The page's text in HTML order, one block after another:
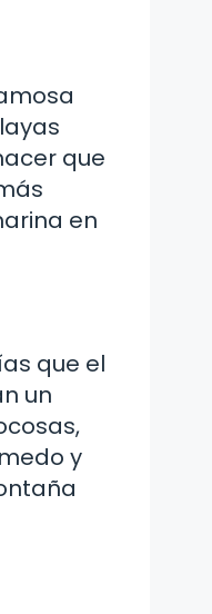
que
en
que el
un
y